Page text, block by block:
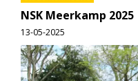
NSK Meerkamp 2025
13-05-2025